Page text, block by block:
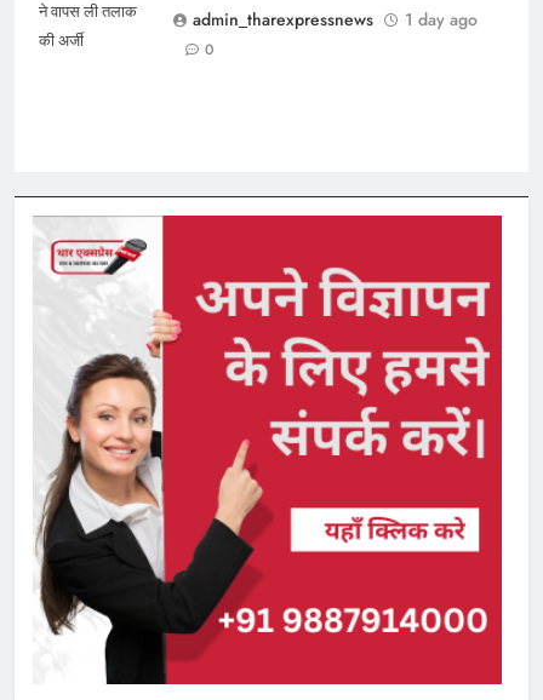
ने वापस ली तलाक
की अर्जी
admin_tharexpressnews
1 day ago
0